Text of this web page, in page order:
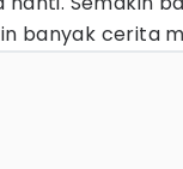
banyak cerita